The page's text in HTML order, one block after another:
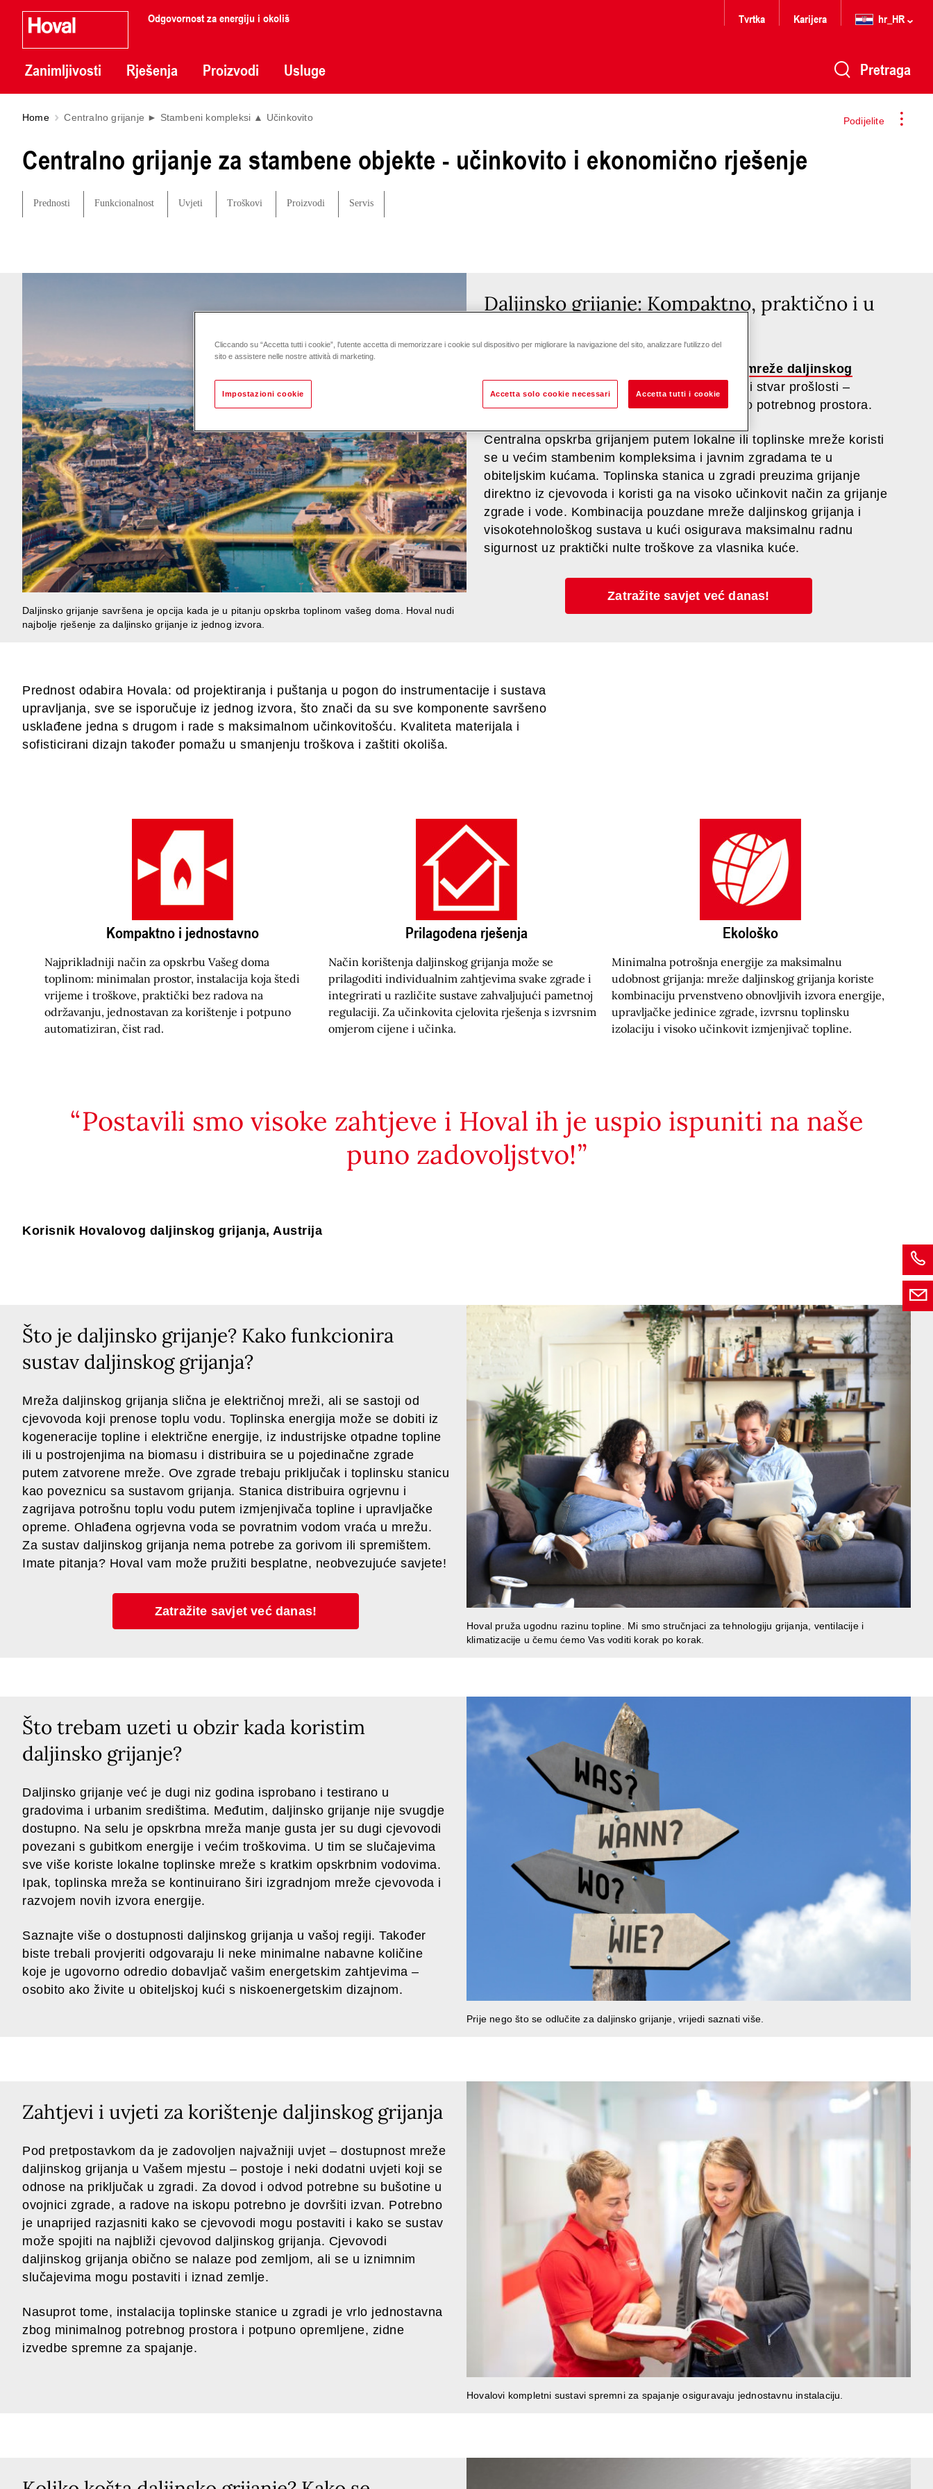
Odgovornost za energiju i okoliš
Zanimljivosti Rješenja Proizvodi Usluge
Tvrtka Karijera hr_HR
Pretraga
Podijelite
Home Centralno grijanje ► Stambeni kompleksi ▲ Učinkovito
Centralno grijanje za stambene objekte - učinkovito i ekonomično rješenje
Prednosti Funkcionalnost Uvjeti Troškovi Proizvodi Servis
Daljinsko grijanje savršena je opcija kada je u pitanju opskrba toplinom vašeg doma. Hoval nudi
najbolje rješenje za daljinsko grijanje iz jednog izvora.
Daljinsko grijanje: Kompaktno, praktično i u
mreže daljinskog
, tada će dostava goriva i dimnjaci biti stvar prošlosti –
jednostavno je i praktično s nevjerojatno malo potrebnog prostora.
Centralna opskrba grijanjem putem lokalne ili toplinske mreže koristi
se u većim stambenim kompleksima i javnim zgradama te u
obiteljskim kućama. Toplinska stanica u zgradi preuzima grijanje
direktno iz cjevovoda i koristi ga na visoko učinkovit način za grijanje
zgrade i vode. Kombinacija pouzdane mreže daljinskog grijanja i
visokotehnološkog sustava u kući osigurava maksimalnu radnu
sigurnost uz praktički nulte troškove za vlasnika kuće.
Zatražite savjet već danas!
Prednost odabira Hovala: od projektiranja i puštanja u pogon do instrumentacije i sustava
upravljanja, sve se isporučuje iz jednog izvora, što znači da su sve komponente savršeno
usklađene jedna s drugom i rade s maksimalnom učinkovitošću. Kvaliteta materijala i
sofisticirani dizajn također pomažu u smanjenju troškova i zaštiti okoliša.
Kompaktno i jednostavno
Najprikladniji način za opskrbu Vašeg doma
toplinom: minimalan prostor, instalacija koja štedi
vrijeme i troškove, praktički bez radova na
održavanju, jednostavan za korištenje i potpuno
automatiziran, čist rad.
Prilagođena rješenja
Način korištenja daljinskog grijanja može se
prilagoditi individualnim zahtjevima svake zgrade i
integrirati u različite sustave zahvaljujući pametnoj
regulaciji. Za učinkovita cjelovita rješenja s izvrsnim
omjerom cijene i učinka.
Ekološko
Minimalna potrošnja energije za maksimalnu
udobnost grijanja: mreže daljinskog grijanja koriste
kombinaciju prvenstveno obnovljivih izvora energije,
upravljačke jedinice zgrade, izvrsnu toplinsku
izolaciju i visoko učinkovit izmjenjivač topline.
Postavili smo visoke zahtjeve i Hoval ih je uspio ispuniti na naše
puno zadovoljstvo!
Korisnik Hovalovog daljinskog grijanja, Austrija
Što je daljinsko grijanje? Kako funkcionira
sustav daljinskog grijanja?
Mreža daljinskog grijanja slična je električnoj mreži, ali se sastoji od
cjevovoda koji prenose toplu vodu. Toplinska energija može se dobiti iz
kogeneracije topline i električne energije, iz industrijske otpadne topline
ili u postrojenjima na biomasu i distribuira se u pojedinačne zgrade
putem zatvorene mreže. Ove zgrade trebaju priključak i toplinsku stanicu
kao poveznicu sa sustavom grijanja. Stanica distribuira ogrjevnu i
zagrijava potrošnu toplu vodu putem izmjenjivača topline i upravljačke
opreme. Ohlađena ogrjevna voda se povratnim vodom vraća u mrežu.
Za sustav daljinskog grijanja nema potrebe za gorivom ili spremištem.
Imate pitanja? Hoval vam može pružiti besplatne, neobvezujuće savjete!
Zatražite savjet već danas!
Hoval pruža ugodnu razinu topline. Mi smo stručnjaci za tehnologiju grijanja, ventilacije i
klimatizacije u čemu ćemo Vas voditi korak po korak.
Što trebam uzeti u obzir kada koristim
daljinsko grijanje?
Daljinsko grijanje već je dugi niz godina isprobano i testirano u
gradovima i urbanim središtima. Međutim, daljinsko grijanje nije svugdje
dostupno. Na selu je opskrbna mreža manje gusta jer su dugi cjevovodi
povezani s gubitkom energije i većim troškovima. U tim se slučajevima
sve više koriste lokalne toplinske mreže s kratkim opskrbnim vodovima.
Ipak, toplinska mreža se kontinuirano širi izgradnjom mreže cjevovoda i
razvojem novih izvora energije.
Saznajte više o dostupnosti daljinskog grijanja u vašoj regiji. Također
biste trebali provjeriti odgovaraju li neke minimalne nabavne količine
koje je ugovorno odredio dobavljač vašim energetskim zahtjevima –
osobito ako živite u obiteljskoj kući s niskoenergetskim dizajnom.
Prije nego što se odlučite za daljinsko grijanje, vrijedi saznati više.
Zahtjevi i uvjeti za korištenje daljinskog grijanja
Pod pretpostavkom da je zadovoljen najvažniji uvjet – dostupnost mreže
daljinskog grijanja u Vašem mjestu – postoje i neki dodatni uvjeti koji se
odnose na priključak u zgradi. Za dovod i odvod potrebne su bušotine u
ovojnici zgrade, a radove na iskopu potrebno je dovršiti izvan. Potrebno
je unaprijed razjasniti kako se cjevovodi mogu postaviti i kako se sustav
može spojiti na najbliži cjevovod daljinskog grijanja. Cjevovodi
daljinskog grijanja obično se nalaze pod zemljom, ali se u iznimnim
slučajevima mogu postaviti i iznad zemlje.
Nasuprot tome, instalacija toplinske stanice u zgradi je vrlo jednostavna
zbog minimalnog potrebnog prostora i potpuno opremljene, zidne
izvedbe spremne za spajanje.
Hovalovi kompletni sustavi spremni za spajanje osiguravaju jednostavnu instalaciju.
Cliccando su “Accetta tutti i cookie”, l'utente accetta di memorizzare i cookie sul dispositivo per migliorare la navigazione del sito, analizzare l'utilizzo del
sito e assistere nelle nostre attività di marketing.
Impostazioni cookie Accetta solo cookie necessari Accetta tutti i cookie